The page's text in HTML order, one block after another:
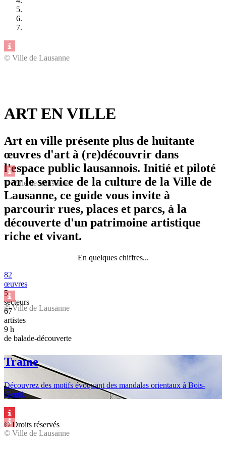
© Ville de Lausanne
© Ville de Lausanne
© Ville de Lausanne
© Ville de Lausanne
ART EN VILLE
Art en ville présente plus de huitante
œuvres d'art à (re)découvrir dans
l'espace public lausannois. Initié et piloté
par le service de la culture de la Ville de
Lausanne, ce guide vous invite à
parcourir rues, places et parcs, à la
découverte d'un patrimoine artistique
riche et vivant.
En quelques chiffres...
82
œuvres
5
secteurs
67
artistes
9 h
de balade-découverte
Trame
Découvrez des motifs évoquant des mandalas orientaux à Bois-
Gentil.
© Droits réservés